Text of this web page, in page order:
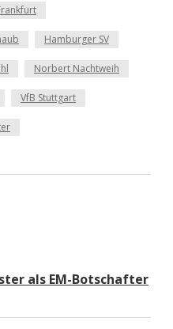
Hamburger SV
Norbert Nachtweih
VfB Stuttgart
als EM-Botschafter